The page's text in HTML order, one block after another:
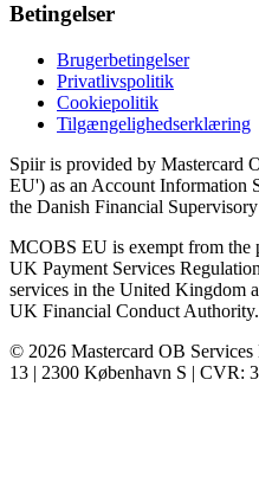
Betingelser
Brugerbetingelser
Privatlivspolitik
Cookiepolitik
Tilgængelighedserklæring
Spiir is provided by Mastercard
EU') as an Account Information
the Danish Financial
MCOBS EU is exempt from the
UK Payment Services
services in the United Kingdom
UK Financial Conduct Authority.
© 2026 Mastercard OB Services
13 | 2300 København S | CVR: